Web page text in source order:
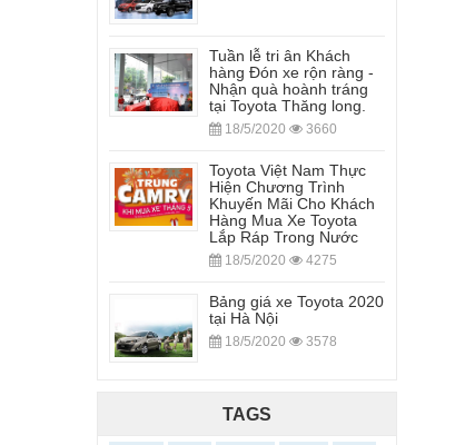
Tuần lễ tri ân Khách
hàng Đón xe rộn ràng -
Nhận quà hoành tráng
tại Toyota Thăng long.
18/5/2020 3660
Toyota Việt Nam Thực
Hiện Chương Trình
Khuyến Mãi Cho Khách
Hàng Mua Xe Toyota
Lắp Ráp Trong Nước
18/5/2020 4275
Bảng giá xe Toyota 2020
tại Hà Nội
18/5/2020 3578
TAGS